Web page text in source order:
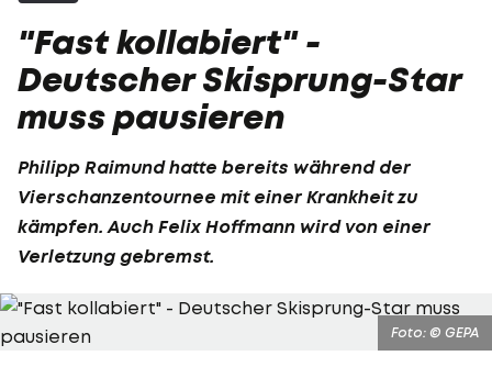
"Fast kollabiert" -
Deutscher Skisprung-Star
muss pausieren
Philipp Raimundhatte bereits während der
Vierschanzentournee mit einer Krankheit zu
kämpfen. Auch Felix Hoffmann wird von einer
Verletzung gebremst.
Foto: © GEPA